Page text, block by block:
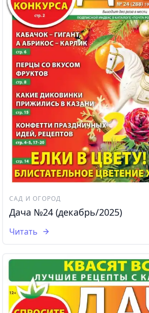
САД И ОГОРОД
Дача №24 (декабрь/2025)
Читать